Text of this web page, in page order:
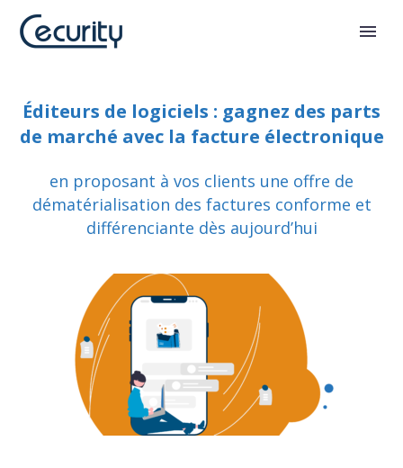
Éditeurs de logiciels : gagnez des parts
de marché avec la facture électronique
en proposant à vos clients une offre de
dématérialisation des factures conforme et
différenciante dès aujourd’hui